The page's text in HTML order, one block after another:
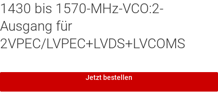
1430 bis 1570-MHz-VCO:2-
Ausgang für
2VPEC/LVPEC+LVDS+LVCOMS
Jetzt bestellen